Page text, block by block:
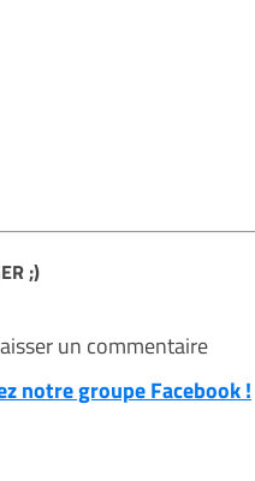
;)
un commentaire
notre groupe Facebook !